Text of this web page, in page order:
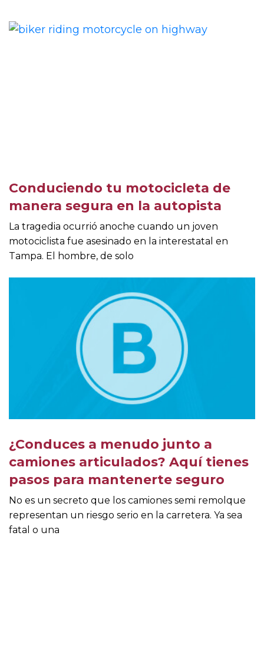
Conduciendo tu motocicleta de
manera segura en la autopista
La tragedia ocurrió anoche cuando un joven
motociclista fue asesinado en la interestatal en
Tampa. El hombre, de solo
¿Conduces a menudo junto a
camiones articulados? Aquí tienes
pasos para mantenerte seguro
No es un secreto que los camiones semi remolque
representan un riesgo serio en la carretera. Ya sea
fatal o una